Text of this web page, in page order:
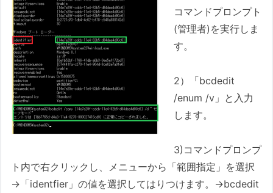
コマンドプロンプト
(管理者)を実行しま
す。
2）「bcdedit
/enum /v」と入力
します。
3)コマンドプロンプ
ト内で右クリックし、メニューから「範囲指定」を選択
→「identfier」の値を選択してはりつけます。→bcdedit